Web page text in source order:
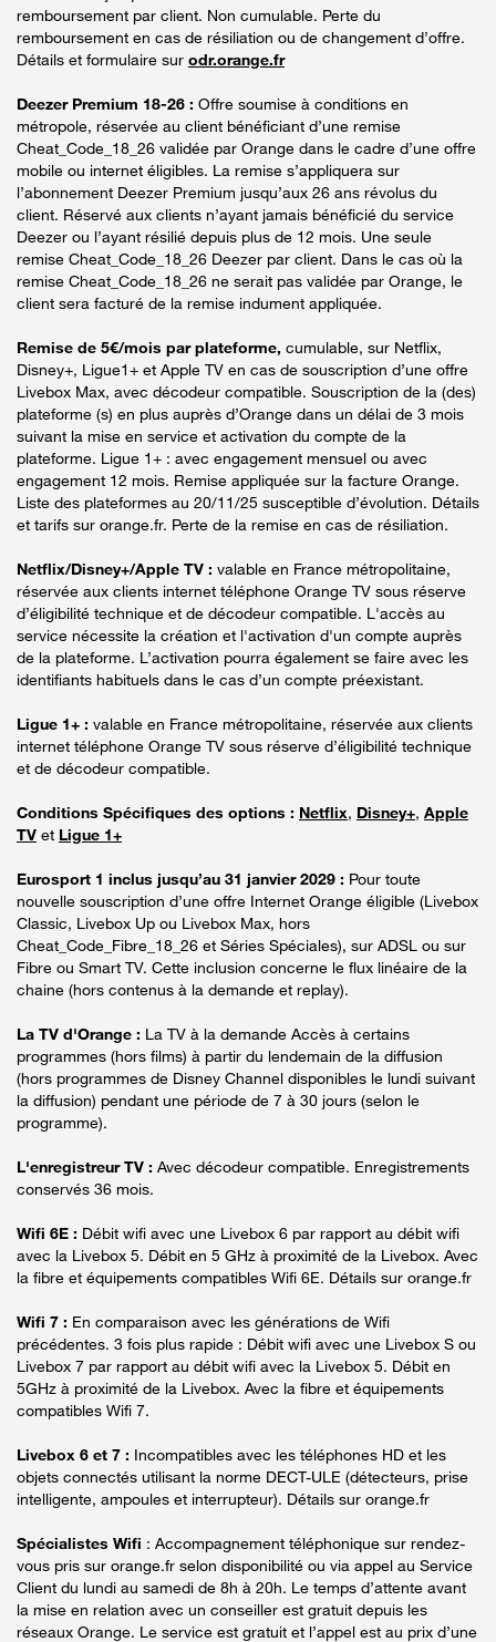
remboursement par client. Non cumulable. Perte du
remboursement en cas de résiliation ou de changement d’offre.
Détails et formulaire sur odr.orange.fr
Deezer Premium 18-26 : Offre soumise à conditions en
métropole, réservée au client bénéficiant d’une remise
Cheat_Code_18_26 validée par Orange dans le cadre d’une offre
mobile ou internet éligibles. La remise s’appliquera sur
l’abonnement Deezer Premium jusqu’aux 26 ans révolus du
client. Réservé aux clients n’ayant jamais bénéficié du service
Deezer ou l’ayant résilié depuis plus de 12 mois. Une seule
remise Cheat_Code_18_26 Deezer par client. Dans le cas où la
remise Cheat_Code_18_26 ne serait pas validée par Orange, le
client sera facturé de la remise indument appliquée.
Remise de 5€/mois par plateforme, cumulable, sur Netflix,
Disney+, Ligue1+ et Apple TV en cas de souscription d’une offre
Livebox Max, avec décodeur compatible. Souscription de la (des)
plateforme (s) en plus auprès d’Orange dans un délai de 3 mois
suivant la mise en service et activation du compte de la
plateforme. Ligue 1+ : avec engagement mensuel ou avec
engagement 12 mois. Remise appliquée sur la facture Orange.
Liste des plateformes au 20/11/25 susceptible d’évolution. Détails
et tarifs sur orange.fr. Perte de la remise en cas de résiliation.
Netflix/Disney+/Apple TV : valable en France métropolitaine,
réservée aux clients internet téléphone Orange TV sous réserve
d’éligibilité technique et de décodeur compatible. L'accès au
service nécessite la création et l'activation d'un compte auprès
de la plateforme. L’activation pourra également se faire avec les
identifiants habituels dans le cas d’un compte préexistant.
Ligue 1+ : valable en France métropolitaine, réservée aux clients
internet téléphone Orange TV sous réserve d’éligibilité technique
et de décodeur compatible.
Conditions Spécifiques des options : Netflix, Disney+, Apple
TV et Ligue 1+
Eurosport 1 inclus jusqu’au 31 janvier 2029 : Pour toute
nouvelle souscription d’une offre Internet Orange éligible (Livebox
Classic, Livebox Up ou Livebox Max, hors
Cheat_Code_Fibre_18_26 et Séries Spéciales), sur ADSL ou sur
Fibre ou Smart TV. Cette inclusion concerne le flux linéaire de la
chaine (hors contenus à la demande et replay).
La TV d'Orange : La TV à la demande Accès à certains
programmes (hors films) à partir du lendemain de la diffusion
(hors programmes de Disney Channel disponibles le lundi suivant
la diffusion) pendant une période de 7 à 30 jours (selon le
programme).
L'enregistreur TV : Avec décodeur compatible. Enregistrements
conservés 36 mois.
Wifi 6E : Débit wifi avec une Livebox 6 par rapport au débit wifi
avec la Livebox 5. Débit en 5 GHz à proximité de la Livebox. Avec
la fibre et équipements compatibles Wifi 6E. Détails sur orange.fr
Wifi 7 : En comparaison avec les générations de Wifi
précédentes. 3 fois plus rapide : Débit wifi avec une Livebox S ou
Livebox 7 par rapport au débit wifi avec la Livebox 5. Débit en
5GHz à proximité de la Livebox. Avec la fibre et équipements
compatibles Wifi 7.
Livebox 6 et 7 : Incompatibles avec les téléphones HD et les
objets connectés utilisant la norme DECT-ULE (détecteurs, prise
intelligente, ampoules et interrupteur). Détails sur orange.fr
Spécialistes Wifi : Accompagnement téléphonique sur rendez-
vous pris sur orange.fr selon disponibilité ou via appel au Service
Client du lundi au samedi de 8h à 20h. Le temps d’attente avant
la mise en relation avec un conseiller est gratuit depuis les
réseaux Orange. Le service est gratuit et l’appel est au prix d’une